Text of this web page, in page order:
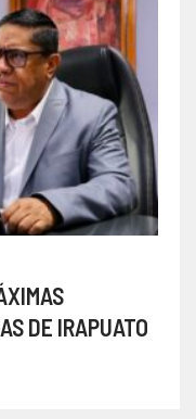
DE IRAPUATO